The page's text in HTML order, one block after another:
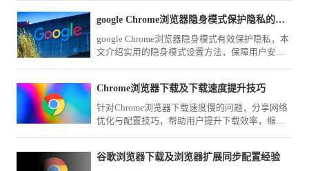
google Chrome浏览器隐身模式保护隐私的实用方法
google Chrome浏览器隐身模式有效保护隐私，本
文介绍实用的隐身模式设置方法，保障用户安全
Chrome浏览器下载及下载速度提升技巧
针对Chrome浏览器下载速度慢的问题，分享网络
优化与配置技巧，帮助用户提升下载效率，缩短
谷歌浏览器下载及浏览器扩展同步配置经验